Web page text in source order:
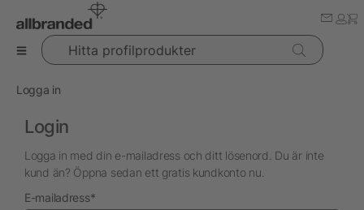
Hitta profilprodukter
Logga in
Login
Logga in med din e-mailadress och ditt lösenord. Du är inte
kund än? Öppna sedan ett gratis kundkonto nu.
E-mailadressnödvändig
*